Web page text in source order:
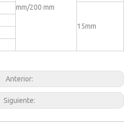
mm/200 mm
15mm
Anterior:
Siguiente: